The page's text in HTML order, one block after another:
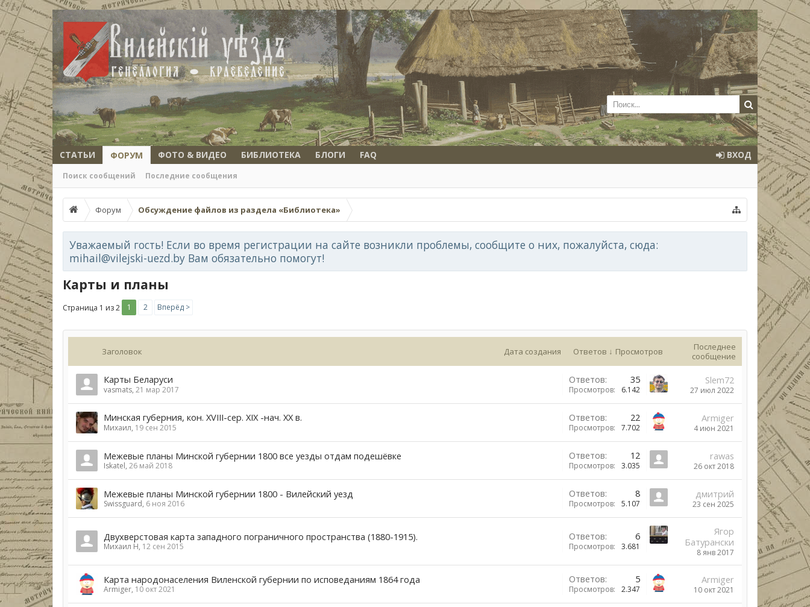
СТАТЬИ ФОРУМ
Поиск сообщений Последние сообщения
ФОТО & ВИДЕО БИБЛИОТЕКА БЛОГИ FAQ ВХОД
Форум Обсуждение файлов из раздела «Библиотека»
Уважаемый гость! Если во время регистрации на сайте возникли проблемы, сообщите о них, пожалуйста, сюда:
mihail@vilejski-uezd.by Вам обязательно помогут!
Карты и планы
Страница 1 из 2 1 2 Вперёд >
Заголовок Дата создания Ответов ↓ Просмотров
Последнее
сообщение
Карты Беларуси
vasmats, 21 мар 2017
Ответов: 35
Просмотров: 6.142
Slem72
27 июл 2022
Минская губерния, кон. XVIII-сер. XIX -нач. XX в.
Михаил, 19 сен 2015
Ответов: 22
Просмотров: 7.702
Armiger
4 июн 2021
Межевые планы Минской губернии 1800 все уезды отдам подешёвке
Iskatel, 26 май 2018
Ответов: 12
Просмотров: 3.035
rawas
26 окт 2018
Межевые планы Минской губернии 1800 - Вилейский уезд
Swissguard, 6 ноя 2016
Ответов: 8
Просмотров: 5.107
дмитрий
23 сен 2025
Двухверстовая карта западного пограничного пространства (1880-1915).
Михаил Н, 12 сен 2015
Ответов: 6
Просмотров: 3.681
Ягор
Батурански
8 янв 2017
Карта народонаселения Виленской губернии по исповеданиям 1864 года
Armiger, 10 окт 2021
Ответов: 5
Просмотров: 2.347
Armiger
10 окт 2021